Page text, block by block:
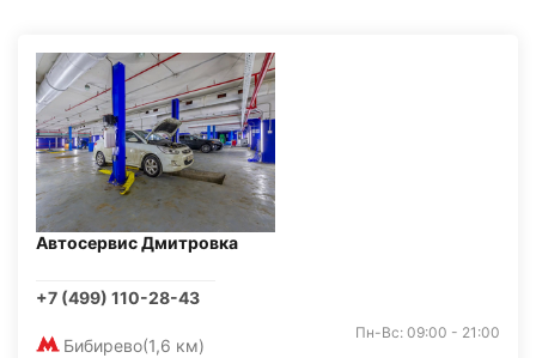
Автосервис Дмитровка
+7 (499) 110-28-43
Бибирево(1,6 км)
Пн-Вс: 09:00 - 21:00